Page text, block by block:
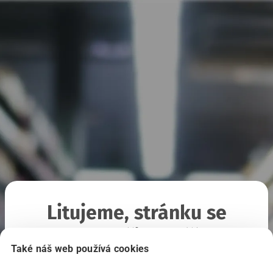
Také náš web používá cookies
Litujeme, stránku se